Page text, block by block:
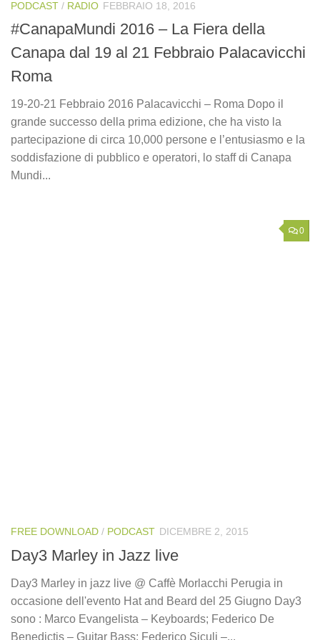
PODCAST / RADIO FEBBRAIO 18, 2016
#CanapaMundi 2016 – La Fiera della
Canapa dal 19 al 21 Febbraio Palacavicchi
Roma
19-20-21 Febbraio 2016 Palacavicchi – Roma Dopo il
grande successo della prima edizione, che ha visto la
partecipazione di circa 10,000 persone e l’entusiasmo e la
soddisfazione di pubblico e operatori, lo staff di Canapa
Mundi...
0
FREE DOWNLOAD / PODCAST DICEMBRE 2, 2015
Day3 Marley in Jazz live
Day3 Marley in jazz live @ Caffè Morlacchi Perugia in
occasione dell'evento Hat and Beard del 25 Giugno Day3
sono : Marco Evangelista – Keyboards; Federico De
Benedictis – Guitar Bass; Federico Siculi –...